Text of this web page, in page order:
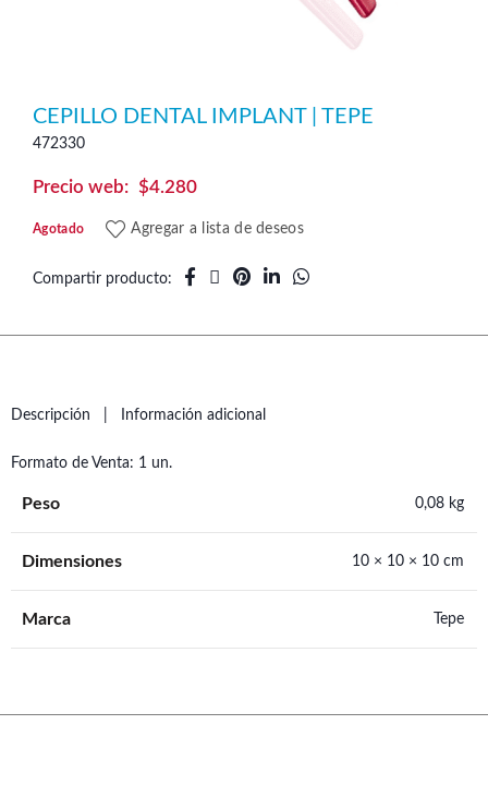
CEPILLO DENTAL IMPLANT | TEPE
472330
$4.280
Agotado Agregar a lista de deseos
Compartir producto
Descripción Información adicional
Formato de Venta: 1 un.
Peso 0,08 kg
Dimensiones 10 × 10 × 10 cm
Marca Tepe